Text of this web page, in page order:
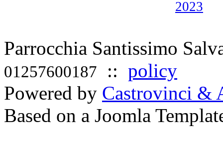
Parrocchia Santissimo
01257600187 :: policy
Powered by Castrovinci &
Based on a Joomla